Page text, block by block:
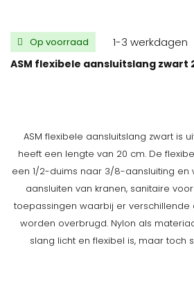
Op voorraad 1-3 werkdagen
ASM flexibele aansluitslang zwart
ASM flexibele aansluitslang zwart is
heeft een lengte van 20 cm. De
een 1/2-duims naar 3/8-aansluiting en
aansluiten van kranen, sanitaire
toepassingen waarbij er verschillende
worden overbrugd. Nylon als
slang licht en flexibel is, maar toch